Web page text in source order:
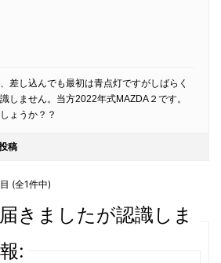
差し込んでも最初は青点灯ですがしばらく
しません。当方2022年式MAZDA２です。
ょうか？？
稿
(全1件中)
きましたが認識しま
: